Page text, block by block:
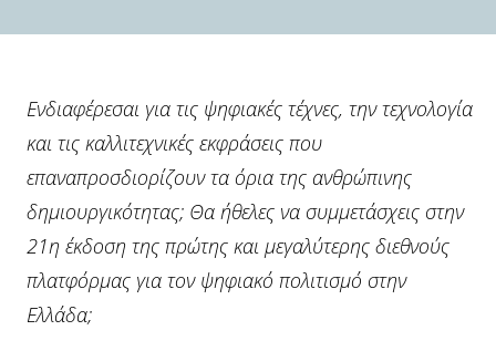
Ενδιαφέρεσαι για τις ψηφιακές τέχνες, την τεχνολογία
και τις καλλιτεχνικές εκφράσεις που
επαναπροσδιορίζουν τα όρια της ανθρώπινης
δημιουργικότητας; Θα ήθελες να συμμετάσχεις στην
21η έκδοση της πρώτης και μεγαλύτερης διεθνούς
πλατφόρμας για τον ψηφιακό πολιτισμό στην
Ελλάδα;